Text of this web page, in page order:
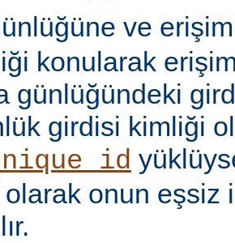
ve
konularak
günlüğündeki
girdisi kimliği
olarak onun eşsiz